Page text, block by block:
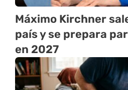
Máximo Kirchner
país y se prepara
en 2027